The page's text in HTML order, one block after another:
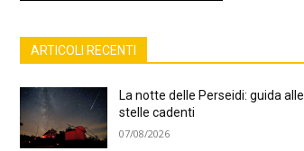
ARTICOLI RECENTI
La notte delle Perseidi: guida alle
stelle cadenti
07/08/2026